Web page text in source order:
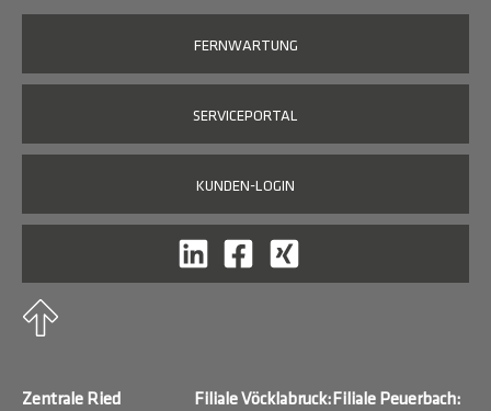
FERNWARTUNG
SERVICEPORTAL
KUNDEN-LOGIN
Zentrale Ried
Filiale Vöcklabruck: Filiale Peuerbach: